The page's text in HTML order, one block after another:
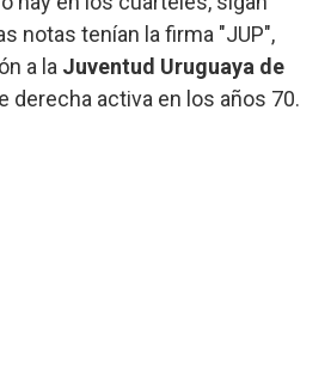
notas tenían la firma "JUP",
a la Juventud Uruguaya de
derecha activa en los años 70.